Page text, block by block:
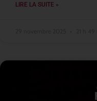
LIRE LA SUITE »